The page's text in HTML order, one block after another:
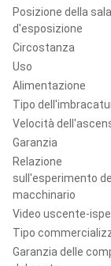
Posizione della sala
d'esposizione
Circostanza
Uso
Alimentazione
Tipo
Velocità
Garanzia
Relazione
sull'esperimento del
macchinario
Video uscente-
Tipo
Garanzia delle